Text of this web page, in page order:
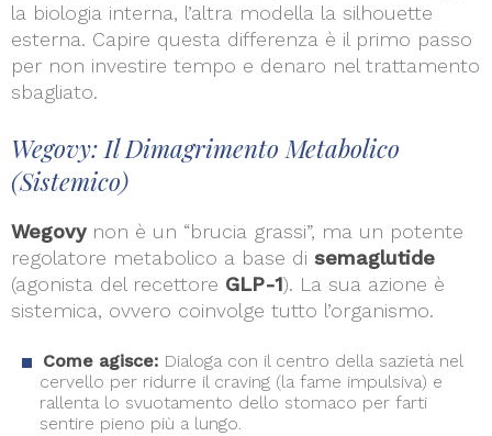
la biologia interna, l’altra modella la silhouette
esterna. Capire questa differenza è il primo passo
per non investire tempo e denaro nel trattamento
sbagliato.
Wegovy: Il Dimagrimento Metabolico
(Sistemico)
Wegovynon è un “brucia grassi”, ma un potente
regolatore metabolico a base di semaglutide
(agonista del recettore GLP-1). La sua azione è
sistemica, ovvero coinvolge tutto l’organismo.
Come agisce: Dialoga con il centro della sazietà nel
cervello per ridurre il craving (la fame impulsiva) e
rallenta lo svuotamento dello stomaco per farti
sentire pieno più a lungo.